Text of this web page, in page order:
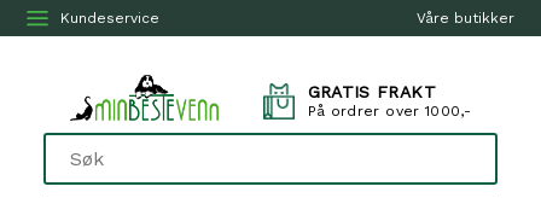
Våre butikker
Kundeservice
GRATIS FRAKT
På ordrer over 1000,-